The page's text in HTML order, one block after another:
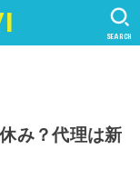
SEARCH
み？代理は新